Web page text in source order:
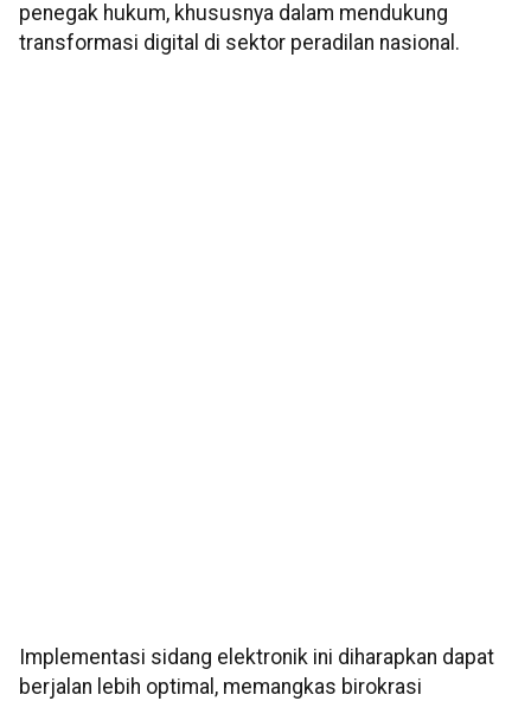
penegak hukum, khususnya dalam mendukung
transformasi digital di sektor peradilan nasional.
Implementasi sidang elektronik ini diharapkan dapat
berjalan lebih optimal, memangkas birokrasi